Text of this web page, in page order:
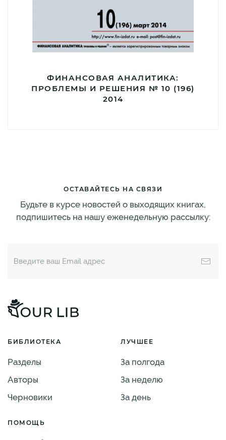
ФИНАНСОВАЯ АНАЛИТИКА:
ПРОБЛЕМЫ И РЕШЕНИЯ № 10 (196)
2014
ОСТАВАЙТЕСЬ НА СВЯЗИ
Будьте в курсе новостей о выходящих книгах,
подпишитесь на нашу еженедельную рассылку:
БИБЛИОТЕКА
Разделы
Авторы
Черновики
ЛУЧШЕЕ
За полгода
За неделю
За день
ПОМОЩЬ